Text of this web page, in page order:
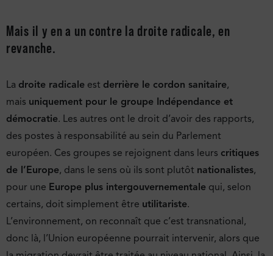
Mais il y en a un contre la droite radicale, en
revanche.
La droite radicale est derrière le cordon sanitaire,
mais uniquement pour le groupe Indépendance et
démocratie. Les autres ont le droit d’avoir des rapports,
des postes à responsabilité au sein du Parlement
européen. Ces groupes se rejoignent dans leurs critiques
de l’Europe, dans le sens où ils sont plutôt nationalistes,
pour une Europe plus intergouvernementale qui, selon
certains, doit simplement être utilitariste.
L’environnement, on reconnaît que c’est transnational,
donc là, l’Union européenne pourrait intervenir, alors que